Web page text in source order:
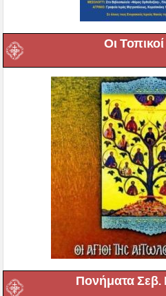
Οι
Πονήματα Σεβ.